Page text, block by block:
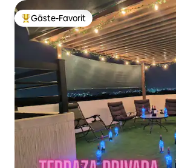
Beliebter Gäste-Favorit.
Gäste-Favorit